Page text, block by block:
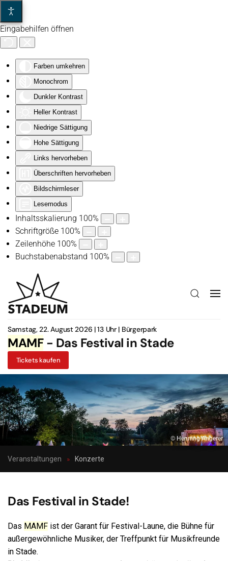
Eingabehilfen öffnen
Farben umkehren
Monochrom
Dunkler Kontrast
Heller Kontrast
Niedrige Sättigung
Hohe Sättigung
Links hervorheben
Überschriften hervorheben
Bildschirmleser
Lesemodus
Inhaltsskalierung 100%
Schriftgröße 100%
Zeilenhöhe 100%
Buchstabenabstand 100%
Zum Hauptinhalt springen
Samstag, 22. August 2026 | 13 Uhr | Bürgerpark
MAMF- Das Festival in Stade
Tickets kaufen
© Henning Angerer
Veranstaltungen Konzerte
Das Festival in Stade!
Das MAMF ist der Garant für Festival-Laune, die Bühne für
außergewöhnliche Musiker, der Treffpunkt für Musikfreunde
in Stade.